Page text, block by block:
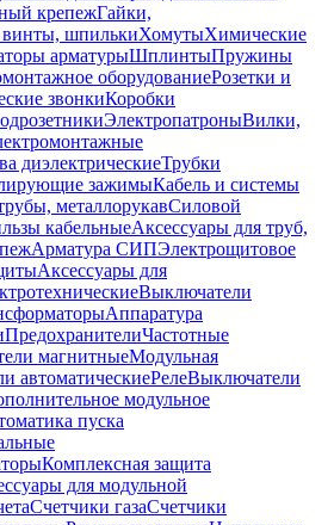
крепежГайки,
шпилькиХомутыХимические
арматурыШплинтыПружины
оборудованиеРозетки и
звонкиКоробки
ЭлектропатроныВилки,
диэлектрическиеТрубки
зажимыКабель и системы
металлорукавСиловой
кабельныеАксессуары для труб,
Арматура СИПЭлектрощитовое
Аксессуары для
Выключатели
Аппаратура
ПредохранителиЧастотные
магнитныеМодульная
автоматическиеРелеВыключатели
модульное
пуска
Комплексная защита
для модульной
Счетчики газаСчетчики